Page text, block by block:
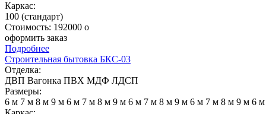
Каркас:
100 (стандарт)
Стоимость: 192000 o
оформить заказ
Подробнее
Строительная бытовка БКС-03
Отделка:
ДВП Вагонка ПВХ МДФ ЛДСП
Размеры:
6 м 7 м 8 м 9 м 6 м 7 м 8 м 9 м 6 м 7 м 8 м 9 м 6 м 7 м 8 м 9 м 6 м